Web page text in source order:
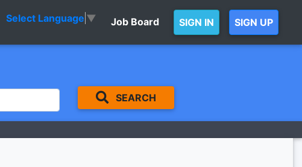
Select Language ▼ Job Board SIGN IN SIGN UP
SEARCH